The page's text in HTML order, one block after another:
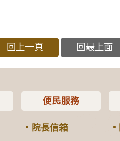
回上一頁 回最上面
便民服務
院長信箱